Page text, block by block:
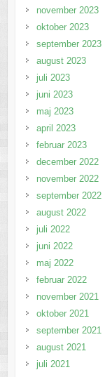
november 2023
oktober 2023
september 2023
august 2023
juli 2023
juni 2023
maj 2023
april 2023
februar 2023
december 2022
november 2022
september 2022
august 2022
juli 2022
juni 2022
maj 2022
februar 2022
november 2021
oktober 2021
september 2021
august 2021
juli 2021